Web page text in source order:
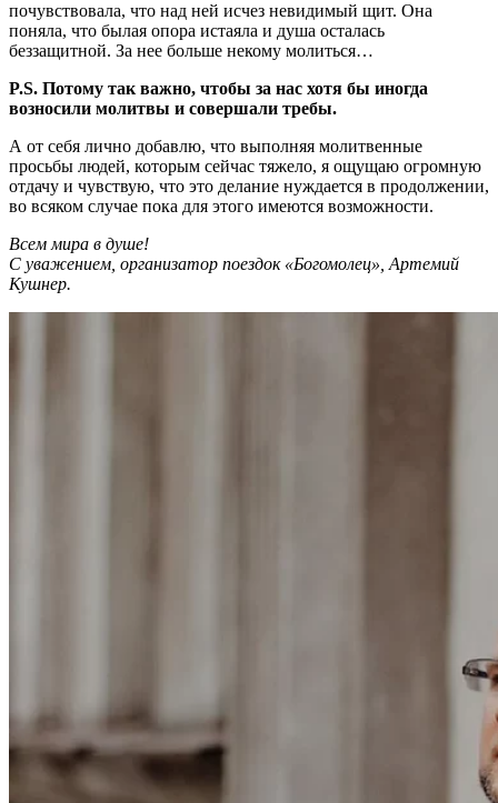
почувствовала, что над ней исчез невидимый щит. Она
поняла, что былая опора истаяла и душа осталась
беззащитной. За нее больше некому молиться…
P.S. Потому так важно, чтобы за нас хотя бы иногда
возносили молитвы и совершали требы.
А от себя лично добавлю, что выполняя молитвенные
просьбы людей, которым сейчас тяжело, я ощущаю огромную
отдачу и чувствую, что это делание нуждается в продолжении,
во всяком случае пока для этого имеются возможности.
Всем мира в душе!
С уважением, организатор поездок «Богомолец», Артемий
Кушнер.